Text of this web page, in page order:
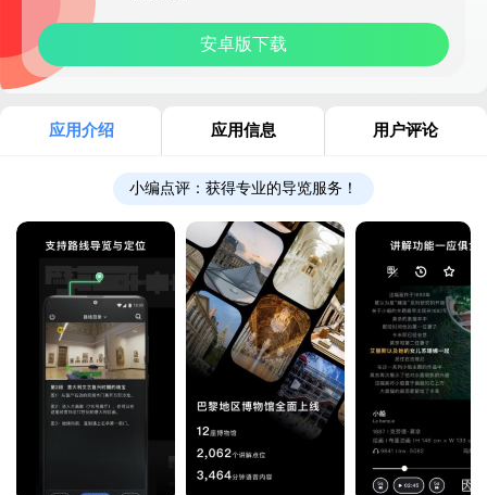
安卓版下载
应用介绍 应用信息 用户评论
小编点评： 获得专业的导览服务！